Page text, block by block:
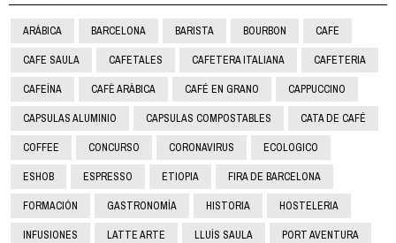
ARÁBICA BARCELONA BARISTA BOURBON CAFE
CAFE SAULA CAFETALES CAFETERA ITALIANA CAFETERIA
CAFEÍNA CAFÈ ARÀBICA CAFÉ EN GRANO CAPPUCCINO
CAPSULAS ALUMINIO CAPSULAS COMPOSTABLES CATA DE CAFÉ
COFFEE CONCURSO CORONAVIRUS ECOLOGICO
ESHOB ESPRESSO ETIOPIA FIRA DE BARCELONA
FORMACIÓN GASTRONOMÍA HISTORIA HOSTELERIA
INFUSIONES LATTE ARTE LLUÍS SAULA PORT AVENTURA